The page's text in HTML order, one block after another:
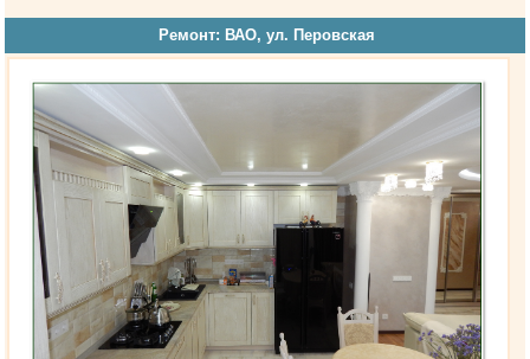
Ремонт: ВАО, ул. Перовская